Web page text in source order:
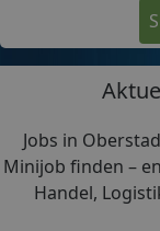
Jobs in
Minijob finden –
Handel,